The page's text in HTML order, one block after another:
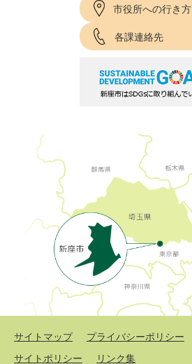
市役所への行き方
各課連絡先
サイトマップ プライバシーポリシー
サイトポリシー
リンク集